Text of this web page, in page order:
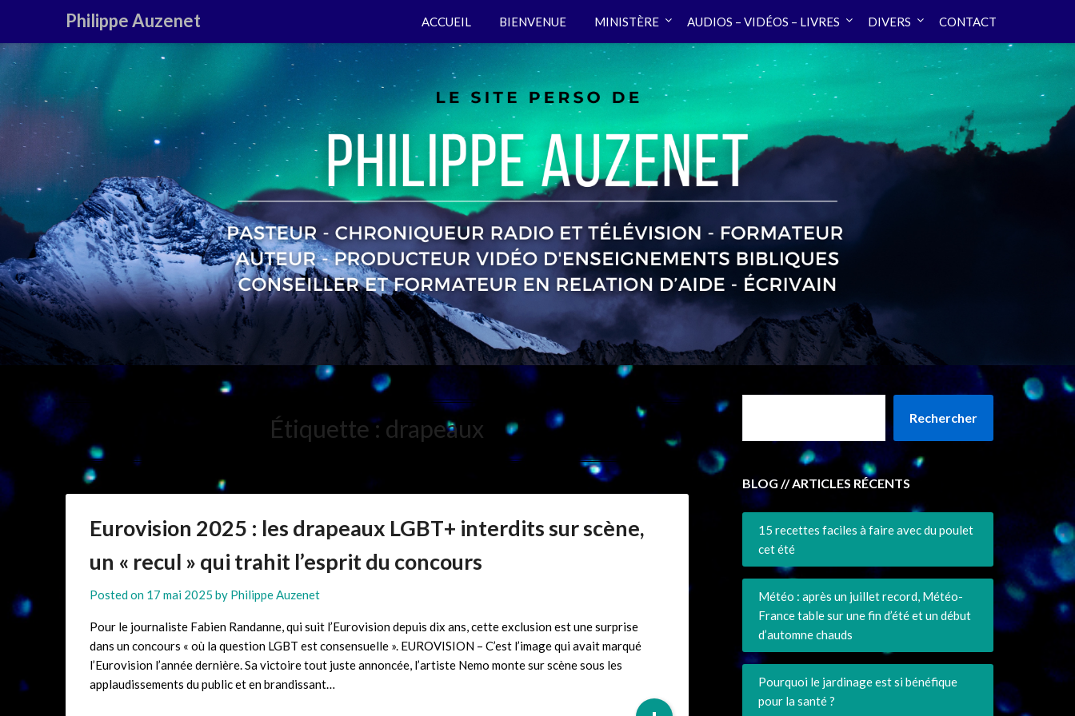
Philippe Auzenet ACCUEIL BIENVENUE MINISTÈRE AUDIOS – VIDÉOS – LIVRES DIVERS CONTACT
Étiquette :drapeaux
Eurovision 2025 : les drapeaux LGBT+ interdits sur scène,
un « recul » qui trahit l’esprit du concours
Posted on 17 mai 2025 by Philippe Auzenet
Pour le journaliste Fabien Randanne, qui suit l’Eurovision depuis dix ans, cette exclusion est une surprise
dans un concours « où la question LGBT est consensuelle ». EUROVISION – C’est l’image qui avait marqué
l’Eurovision l’année dernière. Sa victoire tout juste annoncée, l’artiste Nemo monte sur scène sous les
applaudissements du public et en brandissant…
Rechercher
BLOG // ARTICLES RÉCENTS
15 recettes faciles à faire avec du poulet
cet été
Météo : après un juillet record, Météo-
France table sur une fin d’été et un début
d’automne chauds
Pourquoi le jardinage est si bénéfique
pour la santé ?